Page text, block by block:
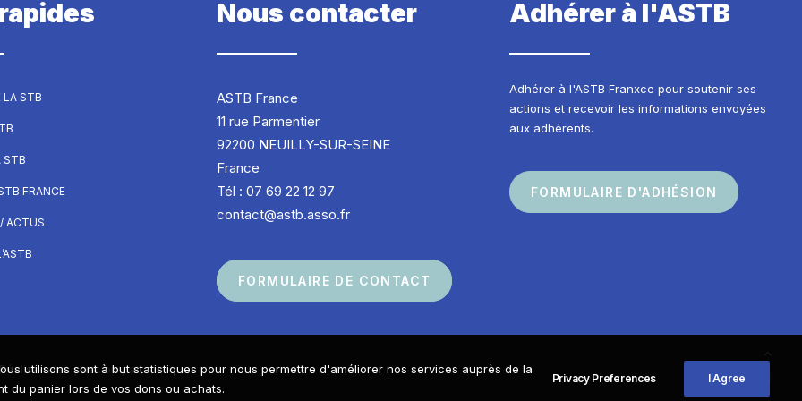
LA STB
STB
FRANCE
ACTUS
Nous contacter
ASTB France
11 rue Parmentier
92200 NEUILLY-SUR-SEINE
France
Tél : 07 69 22 12 97
contact@astb.asso.fr
FORMULAIRE DE CONTACT
Adhérer à l'ASTB
Adhérer à l'ASTB Franxce pour soutenir ses
actions et recevoir les informations envoyées
aux adhérents.
FORMULAIRE D'ADHÉSION
avec passion par
utilisons sont à but statistiques pour nous permettre d'améliorer nos services auprès de la
du panier lors de vos dons ou achats.
Privacy Preferences I Agree